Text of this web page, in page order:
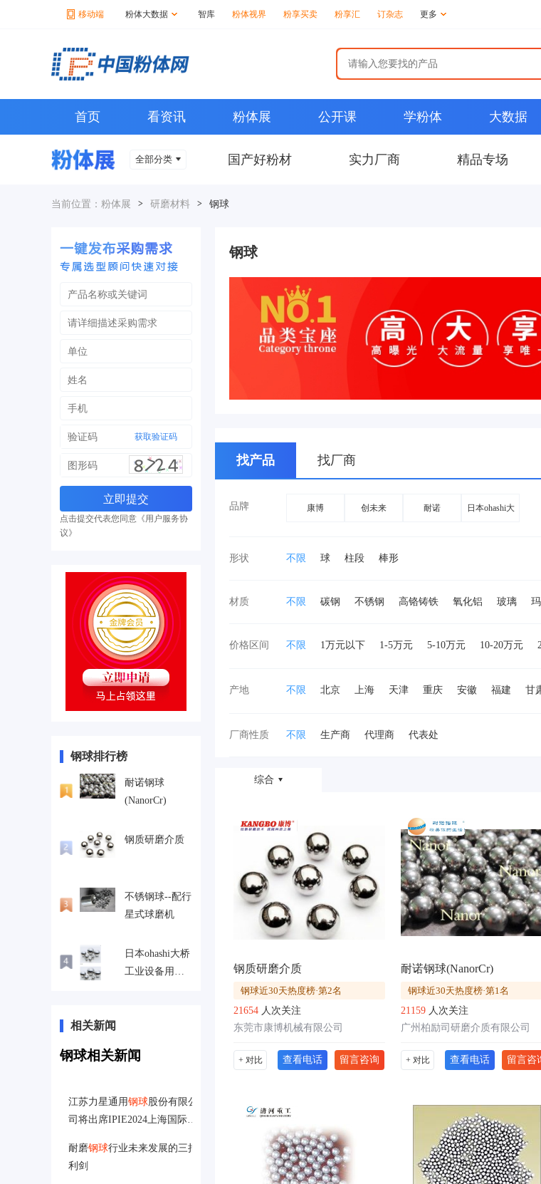
移动端 粉体大数据 智库 粉体视界 粉享买卖 粉享汇 订杂志 更多
首页 看资讯 粉体展 公开课 学粉体 大数据
全部分类 国产好粉材 实力厂商 精品专场
当前位置： 粉体展 > 研磨材料 > 钢球
获取验证码
点击提交代表您同意《用户服务协
议》
钢球排行榜
耐诺钢球
(NanorCr)
钢质研磨介质
不锈钢球--配行
星式球磨机
日本ohashi大桥
工业设备用碳
相关新闻
钢球相关新闻
江苏力星通用钢球股份有限公
司将出席IPIE2024上海国际高
耐磨钢球行业未来发展的三把
利剑
钢球
找产品 找厂商
品牌 康博 创未来 耐诺 日本ohashi大
形状 不限 球 柱段 棒形
材质 不限 碳钢 不锈钢 高铬铸铁 氧化铝 玻璃
价格区间 不限 1万元以下 1-5万元 5-10万元 10-20万元
产地 不限 北京 上海 天津 重庆 安徽 福建 甘
云南
浙江 台湾 香港 澳门
厂商性质 不限 生产商 代理商 代表处
综合
钢质研磨介质
钢球近30天热度榜·第2名
21654 人次关注
东莞市康博机械有限公司
+ 对比 查看电话 留言咨询
耐诺钢球(NanorCr)
钢球近30天热度榜·第1名
21159 人次关注
广州柏励司研磨介质有限公司
+ 对比 查看电话 留言咨